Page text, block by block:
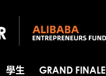
學生 GRAND FINALE